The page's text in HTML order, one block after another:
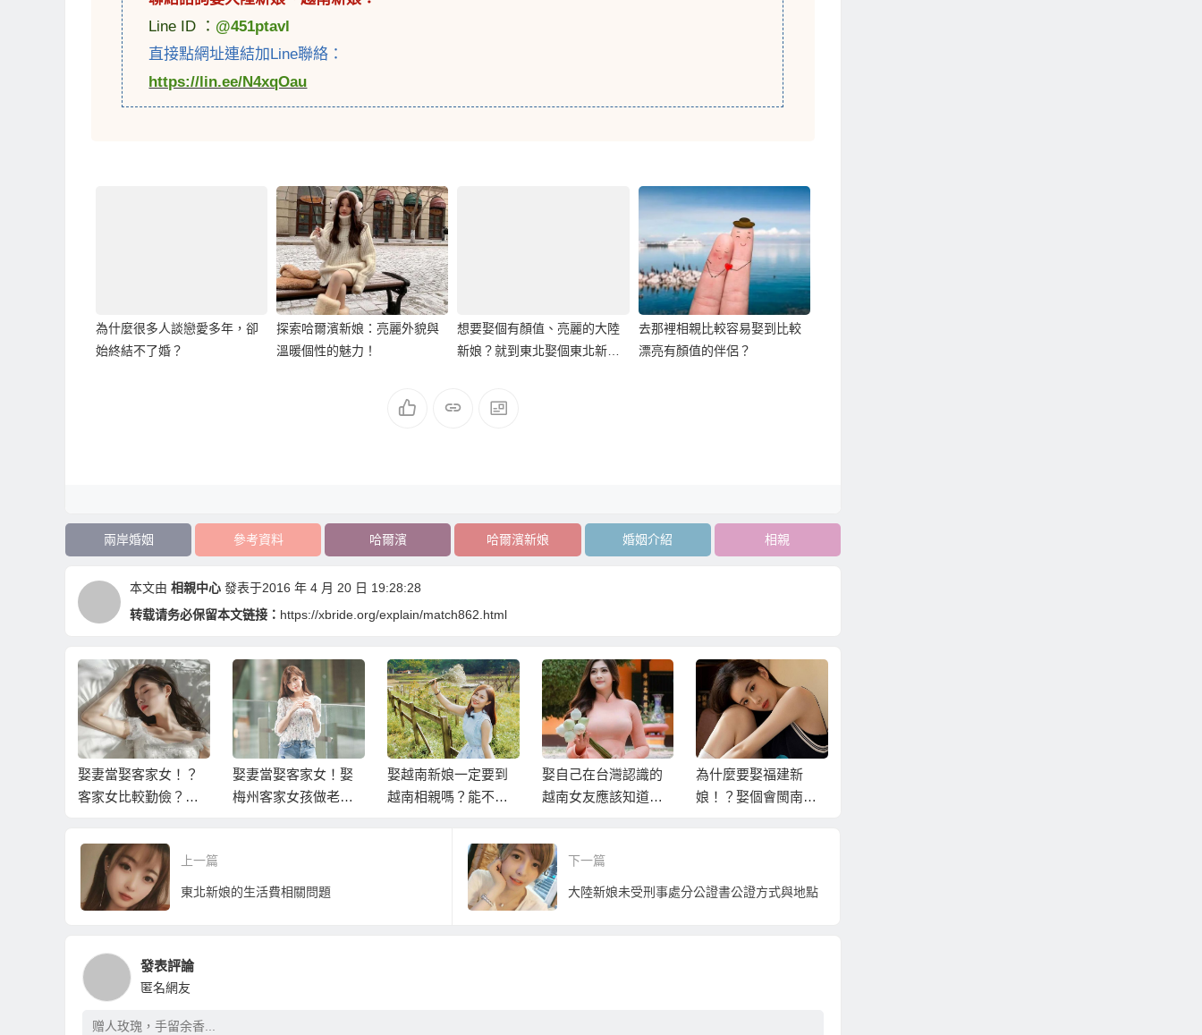
Line ID ： @451ptavl
直接點網址連結加Line聯絡：
https://lin.ee/N4xqOau
為什麼很多人談戀愛多年，卻
始終結不了婚？
探索哈爾濱新娘：亮麗外貌與
溫暖個性的魅力！
想要娶個有顏值、亮麗的大陸
新娘？就到東北娶個東北新娘
去那裡相親比較容易娶到比較
漂亮有顏值的伴侶？
兩岸婚姻 參考資料 哈爾濱 哈爾濱新娘 婚姻介紹 相親
本文由 相親中心 發表于2016 年 4 月 20 日 19:28:28
转载请务必保留本文链接： https://xbride.org/explain/match862.html
娶妻當娶客家女！？
客家女比較勤儉？您
娶妻當娶客家女！娶
梅州客家女孩做老婆
娶越南新娘一定要到
越南相親嗎？能不能
新娘過來台灣結婚？
娶自己在台灣認識的
越南女友應該知道的
為什麼要娶福建新
娘！？娶個會閩南語
上一篇
東北新娘的生活費相關問題
下一篇
大陸新娘未受刑事處分公證書公證方式與地點
發表評論
匿名網友